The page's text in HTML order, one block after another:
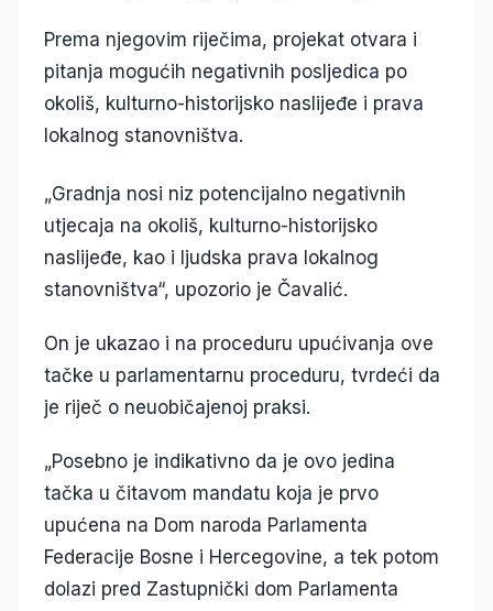
Prema njegovim riječima, projekat otvara i
pitanja mogućih negativnih posljedica po
okoliš, kulturno-historijsko naslijeđe i prava
lokalnog stanovništva.
„Gradnja nosi niz potencijalno negativnih
utjecaja na okoliš, kulturno-historijsko
naslijeđe, kao i ljudska prava lokalnog
stanovništva“, upozorio je Čavalić.
On je ukazao i na proceduru upućivanja ove
tačke u parlamentarnu proceduru, tvrdeći da
je riječ o neuobičajenoj praksi.
„Posebno je indikativno da je ovo jedina
tačka u čitavom mandatu koja je prvo
upućena na Dom naroda Parlamenta
Federacije Bosne i Hercegovine, a tek potom
dolazi pred Zastupnički dom Parlamenta